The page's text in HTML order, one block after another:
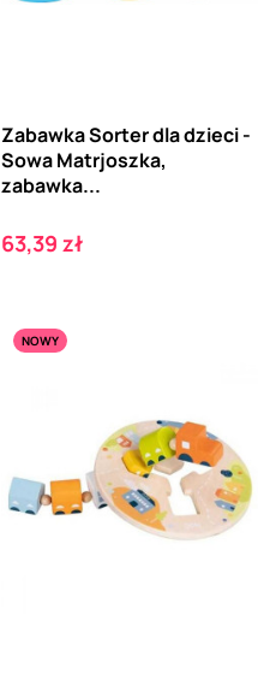
Zabawka Sorter dla dzieci -
Sowa Matrjoszka,
zabawka...
Cena
63,39 zł
NOWY